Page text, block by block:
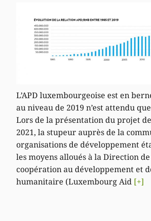
L’APD luxembourgeoise est en
au niveau de 2019 n’est attendu
Lors de la présentation du projet
2021, la stupeur auprès de la
organisations de développement
les moyens alloués à la Direction
coopération au développement et
humanitaire (Luxembourg Aid [+]